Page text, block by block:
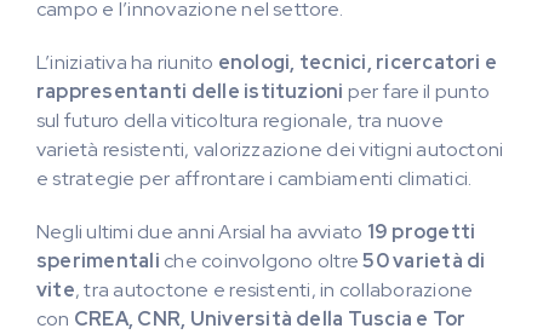
campo e l’innovazione nel settore.
L’iniziativa ha riunito enologi, tecnici, ricercatori e
rappresentanti delle istituzioni per fare il punto
sul futuro della viticoltura regionale, tra nuove
varietà resistenti, valorizzazione dei vitigni autoctoni
e strategie per affrontare i cambiamenti climatici.
Negli ultimi due anni Arsial ha avviato 19 progetti
sperimentali che coinvolgono oltre50 varietà di
vite, tra autoctone e resistenti, in collaborazione
con CREA, CNR, Università della Tuscia e Tor